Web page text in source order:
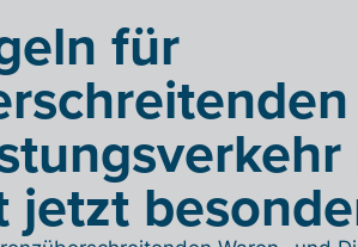
für